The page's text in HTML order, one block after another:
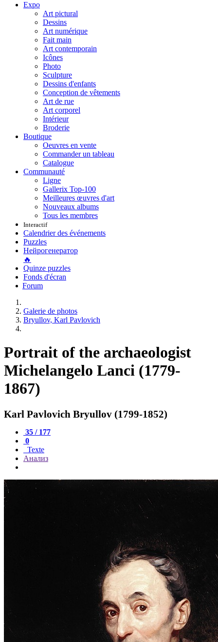
Expo
Art pictural
Dessins
Art numérique
Fait main
Art contemporain
Icônes
Photo
Sculpture
Dessins d'enfants
Conception de vêtements
Art de rue
Art corporel
Intérieur
Broderie
Boutique
Oeuvres en vente
Commander un tableau
Catalogue
Communauté
Ligne
Gallerix Top-100
Meilleures œuvres d'art
Nouveaux albums
Tous les membres
Interactif
Calendrier des événements
Puzzles
Нейрогенератор
🔥
Quinze puzzles
Fonds d'écran
Forum
Galerie de photos
Bryullov, Karl Pavlovich
Portrait of the archaeologist
Michelangelo Lanci (1779-
1867)
Karl Pavlovich Bryullov (1799-1852)
35 / 177
0
Texte
Анализ